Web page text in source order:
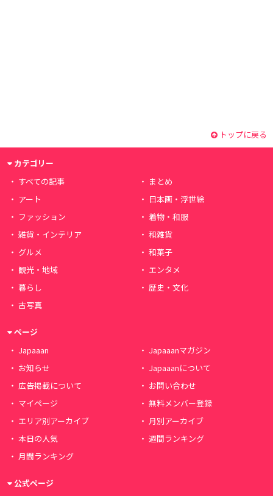
トップに戻る
カテゴリー
すべての記事
まとめ
アート
日本画・浮世絵
ファッション
着物・和服
雑貨・インテリア
和雑貨
グルメ
和菓子
観光・地域
エンタメ
暮らし
歴史・文化
古写真
ページ
Japaaan
Japaaanマガジン
お知らせ
Japaaanについて
広告掲載について
お問い合わせ
マイページ
無料メンバー登録
エリア別アーカイブ
月別アーカイブ
本日の人気
週間ランキング
月間ランキング
公式ページ